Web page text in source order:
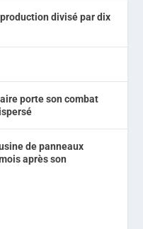
divisé par dix
porte son combat
de panneaux
après son